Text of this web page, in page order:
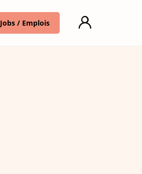
Jobs / Emplois